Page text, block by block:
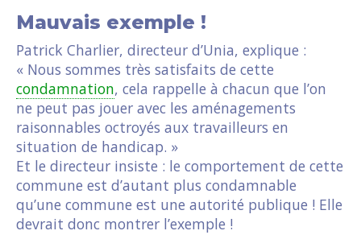
Mauvais exemple !
Patrick Charlier, directeur d’Unia, explique :
« Nous sommes très satisfaits de cette
condamnation, cela rappelle à chacun que l’on
ne peut pas jouer avec les aménagements
raisonnables octroyés aux travailleurs en
situation de handicap. »
Et le directeur insiste : le comportement de cette
commune est d’autant plus condamnable
qu’une commune est une autorité publique ! Elle
devrait donc montrer l’exemple !